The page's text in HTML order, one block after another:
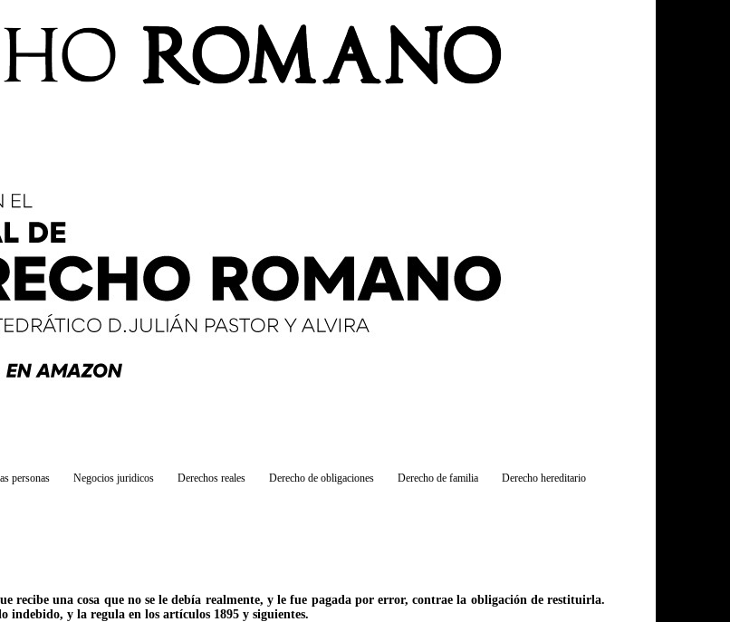
personas Negocios juridicos Derechos reales Derecho de obligaciones Derecho de familia Derecho hereditario
recibe una cosa que no se le debía realmente, y le fue pagada por error, contrae la obligación de restituirla.
y la regula en los artículos 1895 y siguientes.